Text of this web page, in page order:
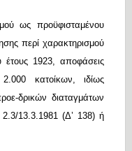
ως προϋφισταμένου
περί χαρακτηρισμού
έτους 1923, αποφάσεις
2.000 κατοίκων, ιδίως
δρικών διαταγμάτων
2.3/13.3.1981 (Δ’ 138) ή